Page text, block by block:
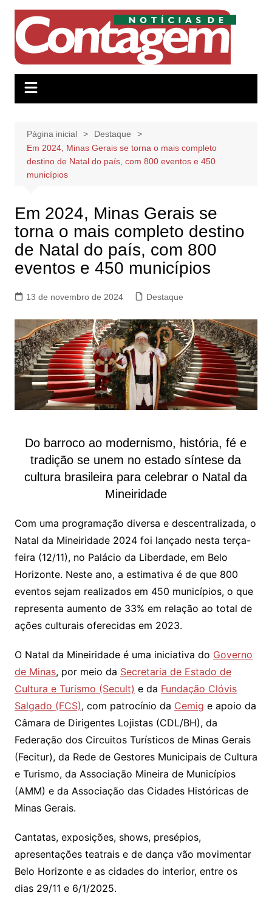
conteúdo
Página inicial
Destaque
Em 2024, Minas Gerais se torna o mais completo
destino de Natal do país, com 800 eventos e 450
municípios
Em 2024, Minas Gerais se
torna o mais completo destino
de Natal do país, com 800
eventos e 450 municípios
13 de novembro de 2024 Destaque
Do barroco ao modernismo, história, fé e
tradição se unem no estado síntese da
cultura brasileira para celebrar o Natal da
Mineiridade
Com uma programação diversa e descentralizada, o
Natal da Mineiridade 2024 foi lançado nesta terça-
feira (12/11), no Palácio da Liberdade, em Belo
Horizonte. Neste ano, a estimativa é de que 800
eventos sejam realizados em 450 municípios, o que
representa aumento de 33% em relação ao total de
ações culturais oferecidas em 2023.
O Natal da Mineiridade é uma iniciativa do Governo
de Minas, por meio da Secretaria de Estado de
Cultura e Turismo (Secult) e da Fundação Clóvis
Salgado (FCS), com patrocínio da Cemig e apoio da
Câmara de Dirigentes Lojistas (CDL/BH), da
Federação dos Circuitos Turísticos de Minas Gerais
(Fecitur), da Rede de Gestores Municipais de Cultura
e Turismo, da Associação Mineira de Municípios
(AMM) e da Associação das Cidades Históricas de
Minas Gerais.
Cantatas, exposições, shows, presépios,
apresentações teatrais e de dança vão movimentar
Belo Horizonte e as cidades do interior, entre os
dias 29/11 e 6/1/2025.